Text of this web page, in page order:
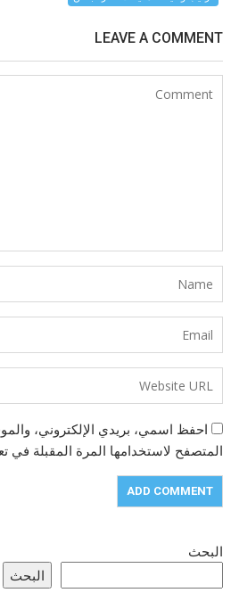
LEAVE A COMMENT
احفظ اسمي، بريدي الإلكتروني،
المتصفح لاستخدامها المرة المقبلة في
البحث
البحث